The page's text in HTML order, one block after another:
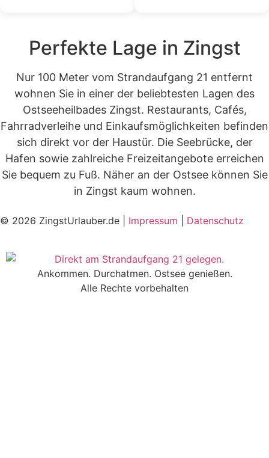
Perfekte Lage in Zingst
Nur 100 Meter vom Strandaufgang 21 entfernt
wohnen Sie in einer der beliebtesten Lagen des
Ostseeheilbades Zingst. Restaurants, Cafés,
Fahrradverleihe und Einkaufsmöglichkeiten befinden
sich direkt vor der Haustür. Die Seebrücke, der
Hafen sowie zahlreiche Freizeitangebote erreichen
Sie bequem zu Fuß. Näher an der Ostsee können Sie
in Zingst kaum wohnen.
© 2026 ZingstUrlauber.de | Impressum Datenschutz
Ankommen. Durchatmen. Ostsee genießen.
Alle Rechte vorbehalten